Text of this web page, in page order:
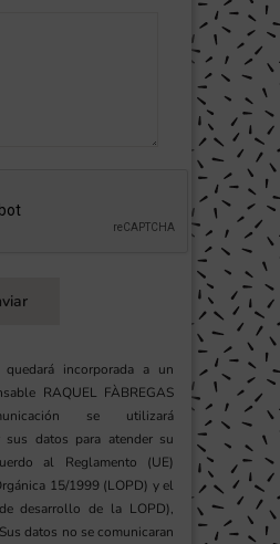
incorporada a un
RAQUEL FÀBREGAS
se utilizará
sus datos para atender su
al Reglamento (UE)
15/1999 (LOPD) y el
desarrollo de la LOPD),
datos no se comunicaran